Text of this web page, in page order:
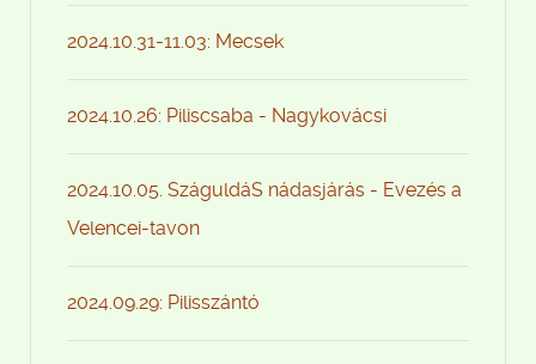
2024.10.31-11.03: Mecsek
2024.10.26: Piliscsaba - Nagykovácsi
2024.10.05. SzáguldáS nádasjárás - Evezés a
Velencei-tavon
2024.09.29: Pilisszántó